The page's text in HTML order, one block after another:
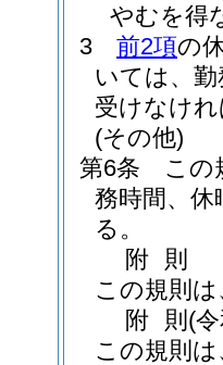
やむを得
3
前2項の
いては、
受けなけ
(その他)
第6条
この
務時間、
る。
附 則
この規則
附 則 (
この規則